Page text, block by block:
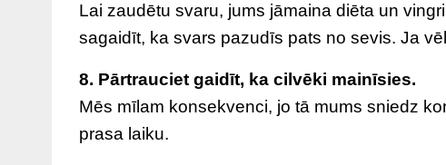
Lai zaudētu svaru, jums jāmaina diēta un
sagaidīt, ka svars pazudīs pats no sevis. Ja
8. Pārtrauciet gaidīt, ka cilvēki mainīsies.
Mēs mīlam konsekvenci, jo tā mums sniedz
prasa laiku.